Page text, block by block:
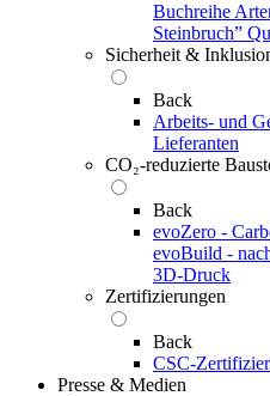
Buchreihe
Steinbruch”
Sicherheit &
Back
Arbeits- und
Lieferanten
CO₂-reduzierte
Back
evoZero -
evoBuild -
3D-Druck
Zertifizierungen
Back
CSC-
Presse & Medien